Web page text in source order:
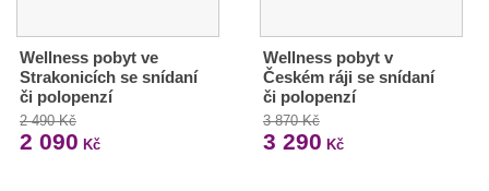
Wellness pobyt ve
Strakonicích se snídaní
či polopenzí
2 490 Kč
2 090 Kč
Wellness pobyt v
Českém ráji se snídaní
či polopenzí
3 870 Kč
3 290 Kč